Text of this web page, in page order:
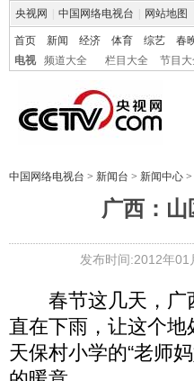
央视网 中国网络电视台 网站地图
首页 新闻 经济 体育 综艺 春
电视
频道大全 栏目大全 节目大
中国网络电视台 > 新闻台 > 新闻中心 >
广西：
发布时间:2012年01
春节这几天，广
直在下雨，让这个
天保村小学的“老师